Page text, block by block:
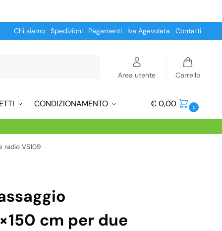
Chi siamo Spedizioni Pagamenti Iva Agevolata Contatti
Area utente Carrello
CONDIZIONAMENTO €0,00 0
radio VS109
cm per due